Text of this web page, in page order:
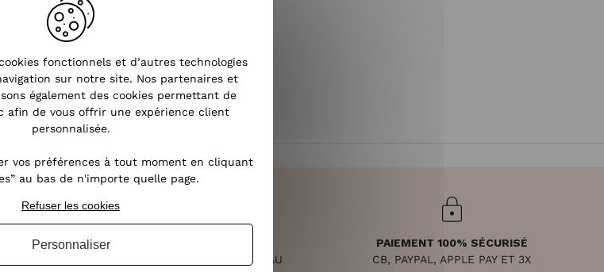
beige pailletée Super Maman et pompon
À VOTRE ÉCOUTE DU LUNDI AU
PAIEMENT 100% SÉCURISÉ
CB, PAYPAL, APPLE PAY ET 3X
fonctionnels et d’autres technologies
sur notre site. Nos partenaires et
également des cookies permettant de
afin de vous offrir une expérience client
personnalisée.
vos préférences à tout moment en cliquant
au bas de n'importe quelle page.
Refuser les cookies
Personnaliser